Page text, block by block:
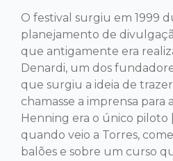
O festival surgiu em 1999
planejamento de
que antigamente era
Denardi, um dos
que surgiu a ideia de
chamasse a imprensa para
Henning era o único piloto
quando veio a Torres,
balões e sobre um curso